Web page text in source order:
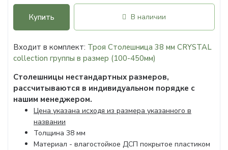
Купить В наличии
Входит в комплект: Троя Столешница 38 мм CRYSTAL
collection группы в размер (100-450мм)
Столешницы нестандартных размеров,
рассчитываются в индивидуальном порядке с
нашим менеджером.
Цена указана исходя из размера указанного в
названии
Толщина 38 мм
Материал - влагостойкое ДСП покрытое пластиком